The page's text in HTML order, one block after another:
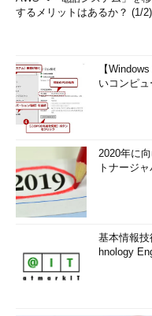
するメリットはあるか？ (1/2)
【
いコンピ
2020年に
トナージ
基本情報
hnology